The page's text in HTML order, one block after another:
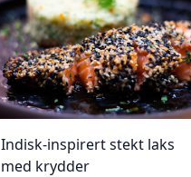
Indisk-inspirert stekt laks
med krydder